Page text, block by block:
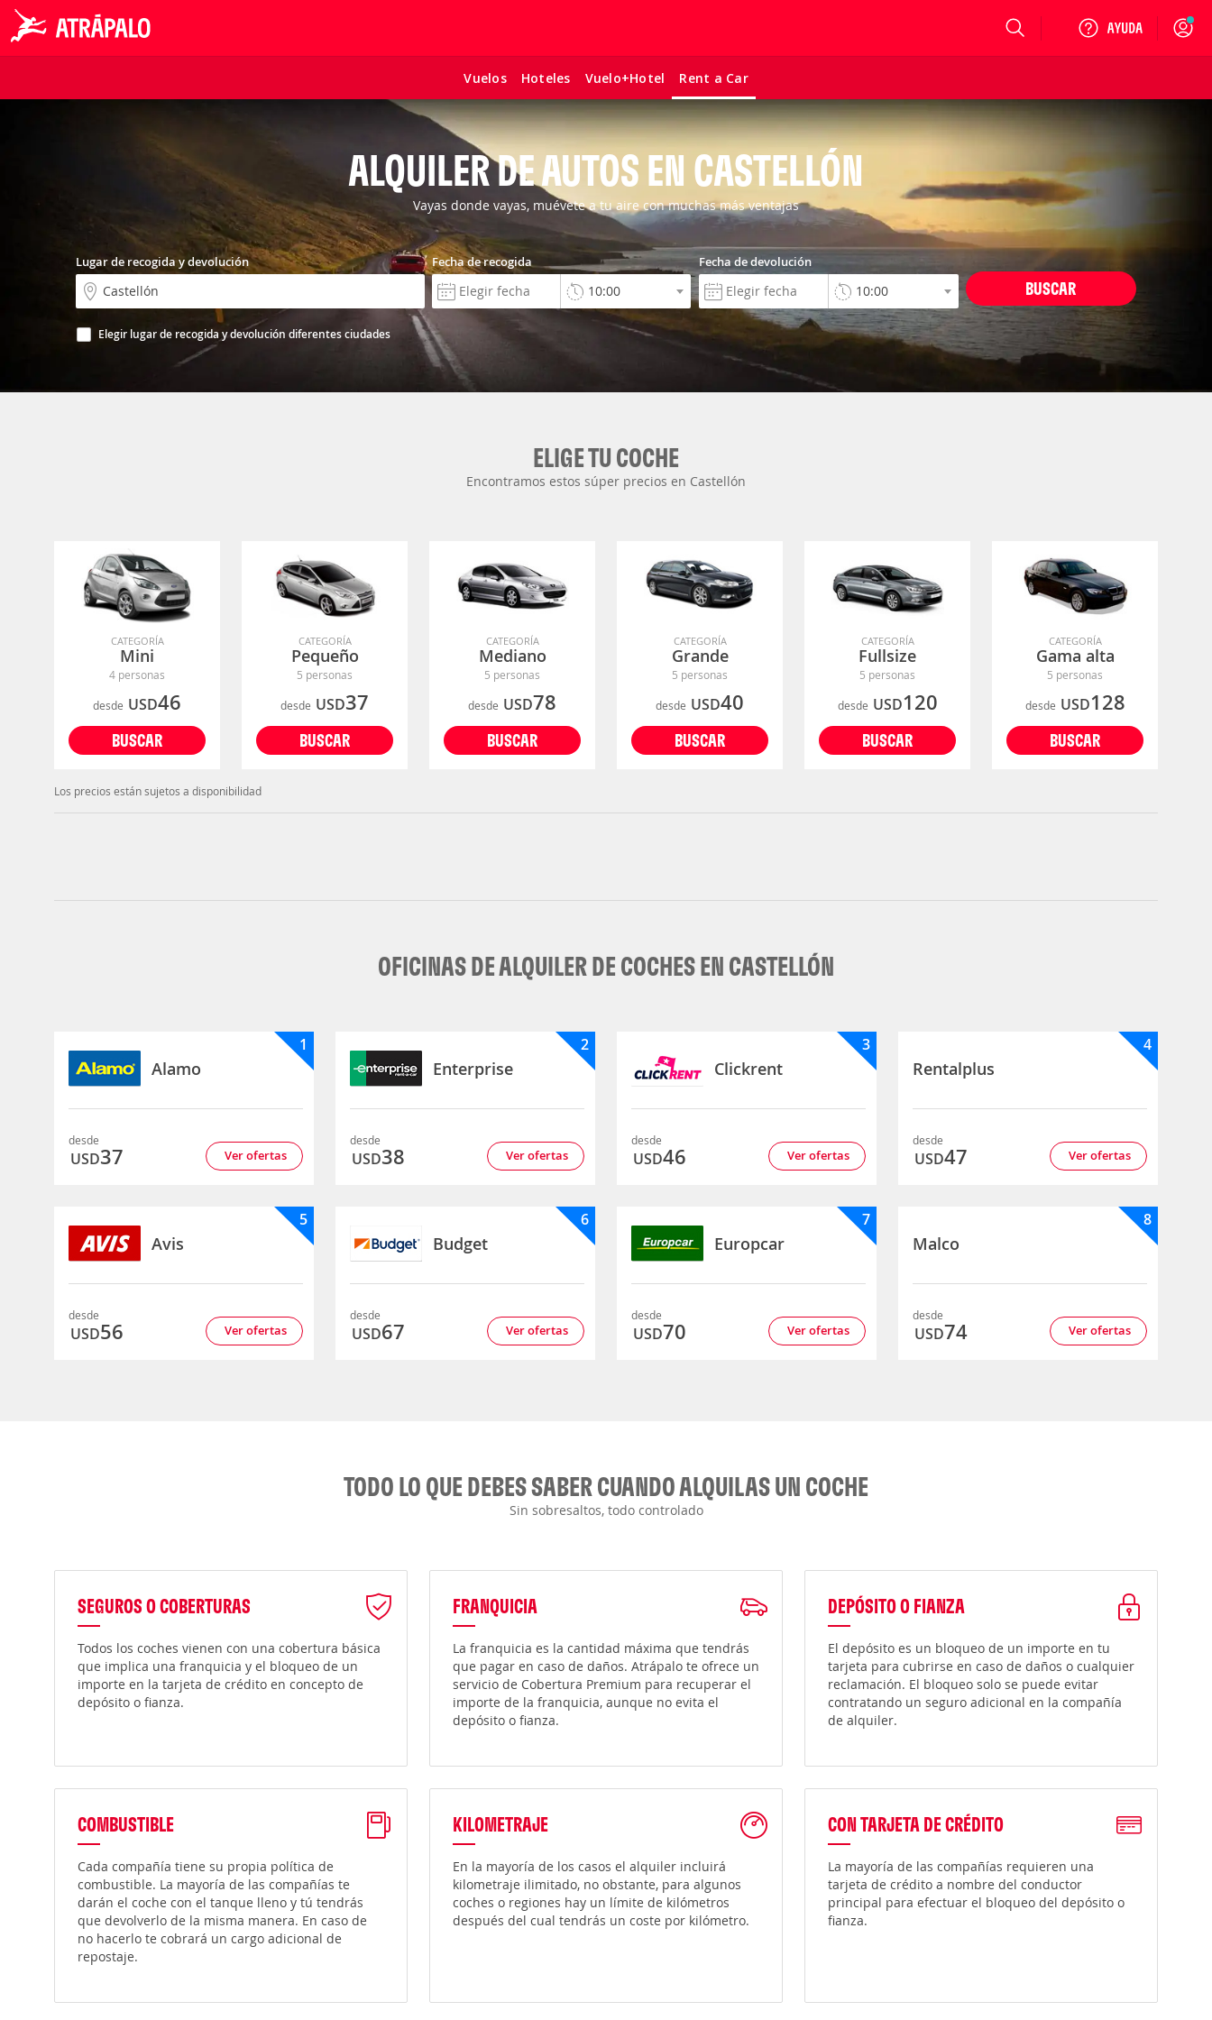
Vuelos Hoteles Vuelo+Hotel Rent a Car
Login
ALQUILER DE AUTOS EN CASTELLÓN
Vayas donde vayas, muévete a tu aire con muchas más ventajas
Lugar de recogida y devolución
Elegir lugar de recogida y devolución diferentes ciudades
Fecha de recogida Fecha de devolución
BUSCAR
ELIGE TU COCHE
Encontramos estos súper precios en Castellón
CATEGORÍA
Mini
4 personas
desde USD46
BUSCAR
CATEGORÍA
Pequeño
5 personas
desde USD37
BUSCAR
CATEGORÍA
Mediano
5 personas
desde USD78
BUSCAR
CATEGORÍA
Grande
5 personas
desde USD40
BUSCAR
CATEGORÍA
Fullsize
5 personas
desde USD120
BUSCAR
CATEGORÍA
Gama alta
5 personas
desde USD128
BUSCAR
Los precios están sujetos a disponibilidad
OFICINAS DE ALQUILER DE COCHES EN CASTELLÓN
Alamo
1
desde
USD37 Ver ofertas
Enterprise
2
desde
USD38 Ver ofertas
Clickrent
3
desde
USD46 Ver ofertas
Rentalplus
4
desde
USD47 Ver ofertas
Avis
5
desde
USD56 Ver ofertas
Budget
6
desde
USD67 Ver ofertas
Europcar
7
desde
USD70 Ver ofertas
Malco
8
desde
USD74 Ver ofertas
TODO LO QUE DEBES SABER CUANDO ALQUILAS UN COCHE
Sin sobresaltos, todo controlado
SEGUROS O COBERTURAS
Todos los coches vienen con una cobertura básica
que implica una franquicia y el bloqueo de un
importe en la tarjeta de crédito en concepto de
depósito o fianza.
FRANQUICIA
La franquicia es la cantidad máxima que tendrás
que pagar en caso de daños. Atrápalo te ofrece un
servicio de Cobertura Premium para recuperar el
importe de la franquicia, aunque no evita el
depósito o fianza.
DEPÓSITO O FIANZA
El depósito es un bloqueo de un importe en tu
tarjeta para cubrirse en caso de daños o cualquier
reclamación. El bloqueo solo se puede evitar
contratando un seguro adicional en la compañía
de alquiler.
COMBUSTIBLE
Cada compañía tiene su propia política de
combustible. La mayoría de las compañías te
darán el coche con el tanque lleno y tú tendrás
que devolverlo de la misma manera. En caso de
no hacerlo te cobrará un cargo adicional de
repostaje.
KILOMETRAJE
En la mayoría de los casos el alquiler incluirá
kilometraje ilimitado, no obstante, para algunos
coches o regiones hay un límite de kilómetros
después del cual tendrás un coste por kilómetro.
CON TARJETA DE CRÉDITO
La mayoría de las compañías requieren una
tarjeta de crédito a nombre del conductor
principal para efectuar el bloqueo del depósito o
fianza.